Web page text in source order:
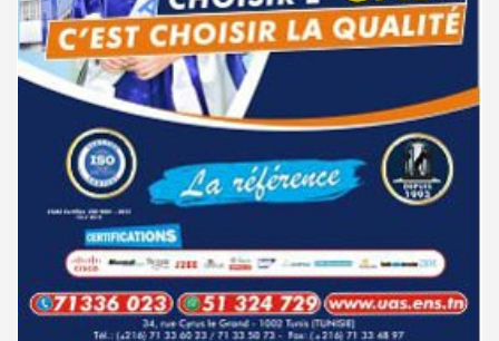
31-07 جامعة تونس المنار : التسجيل في الثالثة إجازة للحاصلين على شهادة مرحلة أولى
تحضيريّة
31-07
الترشح للماجستير بالمعهد العالى للدراسات التكنولوجية بجندوبة 2026-
2027
31-07 فتح باب الترشح للإلتحاق بمرحلة ماجستير البحث في الدراسات الإفريقية
2026-2027
الترشح للماجستير بالمعهد العالي للعلوم الإسلامية بالقيروان 2026-2027
31-07 الترشح للماجستير بكلية الصيدلة بالمنستير 2026-2027
كل الأخبار
28-06 دليل التوجيه للأكاديميات والمدارس العسكرية 2024
27-06
مناظرة الدخول للأكاديميات العسكرية 2024-2025
21-06 مناظرة الإلتحاق بالتكوين في مستوى مؤهل التقني السامي - دورة سبتمبر
2024
24-01 نتائج مناظرة الإلتحاق بالتكوين في مستوى مؤهل التقني السامي - دورة فيفري
2024
21-11 مناظرة إنتداب ضباط إصلاح بوزارة العدل لسنة 2023
17-11 مناظرة الإلتحاق بالتكوين في مستوى مؤهل التقني السامي - دورة فيفري 2024